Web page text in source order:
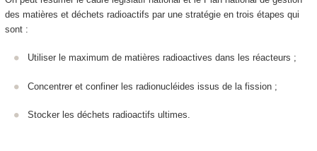
des matières et déchets radioactifs par une stratégie en trois étapes qui
sont :
Utiliser le maximum de matières radioactives dans les réacteurs ;
Concentrer et confiner les radionucléides issus de la fission ;
Stocker les déchets radioactifs ultimes.